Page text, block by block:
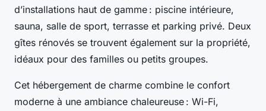
d’installations haut de gamme : piscine intérieure,
sauna, salle de sport, terrasse et parking privé. Deux
gîtes rénovés se trouvent également sur la propriété,
idéaux pour des familles ou petits groupes.
Cet hébergement de charme combine le confort
moderne à une ambiance chaleureuse : Wi-Fi,